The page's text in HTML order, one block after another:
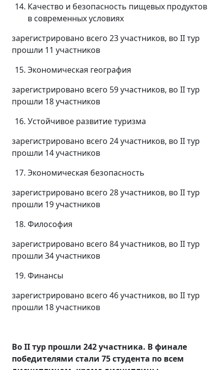
Качество и безопасность пищевых продуктов
в современных условиях
зарегистрировано всего 23 участников, во II тур
прошли 11 участников
Экономическая география
зарегистрировано всего 59 участников, во II тур
прошли 18 участников
Устойчивое развитие туризма
зарегистрировано всего 24 участников, во II тур
прошли 14 участников
Экономическая безопасность
зарегистрировано всего 28 участников, во II тур
прошли 19 участников
Философия
зарегистрировано всего 84 участников, во II тур
прошли 34 участников
Финансы
зарегистрировано всего 46 участников, во II тур
прошли 18 участников
Во II тур прошли 242 участника. В финале
победителями стали 75 студента по всем